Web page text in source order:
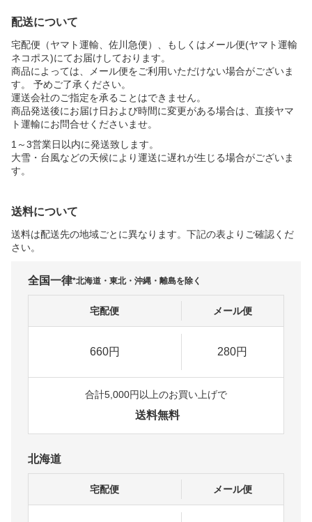
配送について
宅配便（ヤマト運輸、佐川急便）、もしくはメール便(ヤマト運輸
ネコポス)にてお届けしております。
商品によっては、メール便をご利用いただけない場合がございま
す。 予めご了承ください。
運送会社のご指定を承ることはできません。
商品発送後にお届け日および時間に変更がある場合は、直接ヤマ
ト運輸にお問合せくださいませ。
1～3営業日以内に発送致します。
大雪・台風などの天候により運送に遅れが生じる場合がございま
す。
送料について
送料は配送先の地域ごとに異なります。下記の表よりご確認くだ
さい。
全国一律*北海道・東北・沖縄・離島を除く
宅配便 メール便
660円 280円
合計5,000円以上のお買い上げで
送料無料
北海道
宅配便 メール便